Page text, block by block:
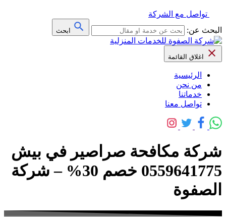
تواصل مع الشركة
البحث عن:
ابحث
اغلاق القائمة
الرئيسية
من نحن
خدماتنا
تواصل معنا
شركة مكافحة صراصير في بيش
0559641775 خصم 30% – شركة
الصفوة